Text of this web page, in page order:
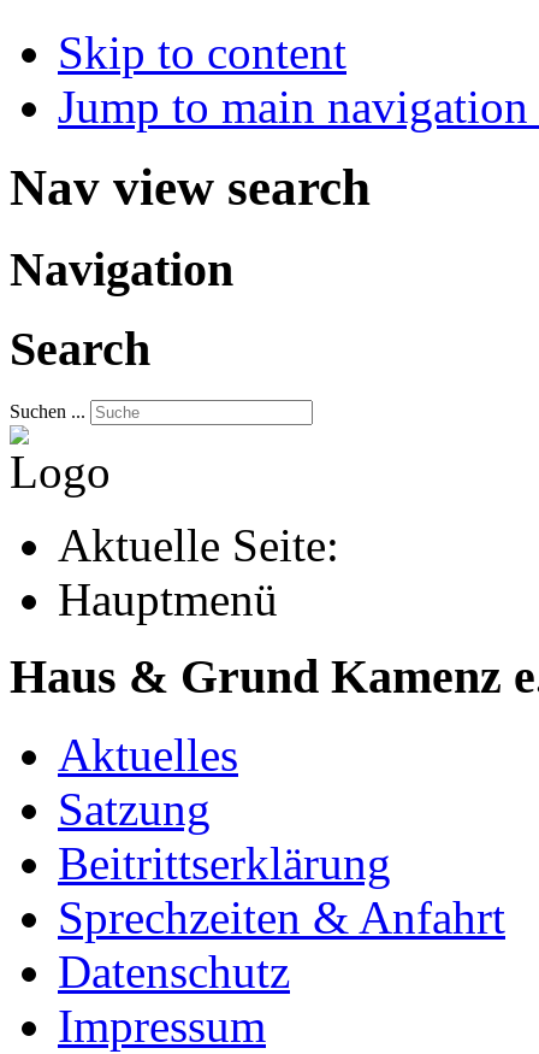
Skip to content
Jump to main
Nav view search
Navigation
Search
Suchen ...
Aktuelle Seite:
Hauptmenü
Haus & Grund Kamenz
Aktuelles
Satzung
Beitrittserklärung
Sprechzeiten & Anfahrt
Datenschutz
Impressum